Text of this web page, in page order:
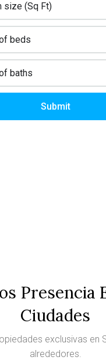
Submit
Presencia
Ciudades
exclusivas en
alrededores.